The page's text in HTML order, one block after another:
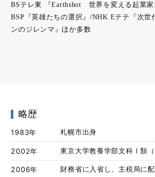
BSテレ東 『Earthshot 世界を変える起業
BSP『英雄たちの選択』/NHK Eテテ『次世
ンのジレンマ』ほか多数
略歴
1983年 札幌市出身
2002年 東京大学教養学部文科Ⅰ類（
2006年
財務省に入省し、主税局に